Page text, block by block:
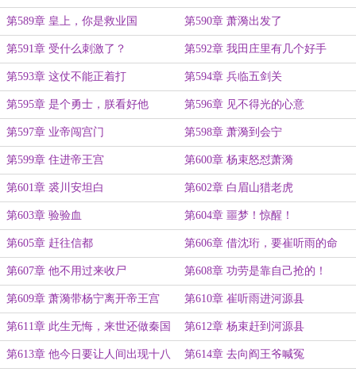
第589章 皇上，你是救业国 第590章 萧漪出发了
第591章 受什么刺激了？ 第592章 我田庄里有几个好手
第593章 这仗不能正着打 第594章 兵临五剑关
第595章 是个勇士，朕看好他 第596章 见不得光的心意
第597章 业帝闯宫门 第598章 萧漪到会宁
第599章 住进帝王宫 第600章 杨束怒怼萧漪
第601章 裘川安坦白 第602章 白眉山猎老虎
第603章 验验血 第604章 噩梦！惊醒！
第605章 赶往信都 第606章 借沈珩，要崔听雨的命
第607章 他不用过来收尸 第608章 功劳是靠自己抢的！
第609章 萧漪带杨宁离开帝王宫 第610章 崔听雨进河源县
第611章 此生无悔，来世还做秦国
人！！！
第612章 杨束赶到河源县
第613章 他今日要让人间出现十八 第614章 去向阎王爷喊冤